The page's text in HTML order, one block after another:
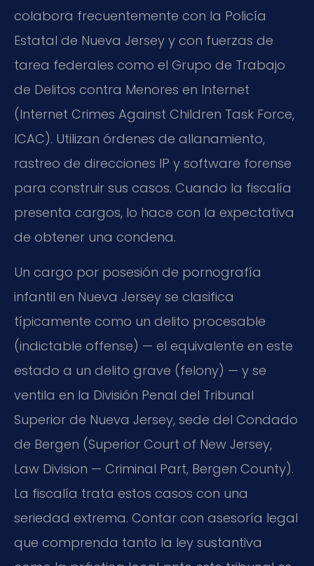
colabora frecuentemente con la Policía
Estatal de Nueva Jersey y con fuerzas de
tarea federales como el Grupo de Trabajo
de Delitos contra Menores en Internet
(Internet Crimes Against Children Task Force,
ICAC). Utilizan órdenes de allanamiento,
rastreo de direcciones IP y software forense
para construir sus casos. Cuando la fiscalía
presenta cargos, lo hace con la expectativa
de obtener una condena.
Un cargo por posesión de pornografía
infantil en Nueva Jersey se clasifica
típicamente como un delito procesable
(indictable offense) — el equivalente en este
estado a un delito grave (felony) — y se
ventila en la División Penal del Tribunal
Superior de Nueva Jersey, sede del Condado
de Bergen (Superior Court of New Jersey,
Law Division — Criminal Part, Bergen County).
La fiscalía trata estos casos con una
seriedad extrema. Contar con asesoría legal
que comprenda tanto la ley sustantiva